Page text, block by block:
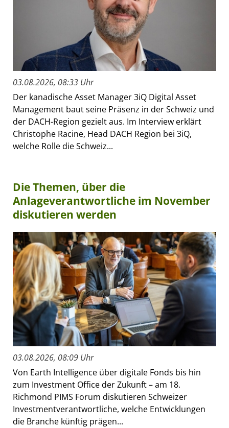
03.08.2026, 08:33 Uhr
Der kanadische Asset Manager 3iQ Digital Asset
Management baut seine Präsenz in der Schweiz und
der DACH-Region gezielt aus. Im Interview erklärt
Christophe Racine, Head DACH Region bei 3iQ,
welche Rolle die Schweiz...
Die Themen, über die
Anlageverantwortliche im November
diskutieren werden
03.08.2026, 08:09 Uhr
Von Earth Intelligence über digitale Fonds bis hin
zum Investment Office der Zukunft – am 18.
Richmond PIMS Forum diskutieren Schweizer
Investmentverantwortliche, welche Entwicklungen
die Branche künftig prägen...